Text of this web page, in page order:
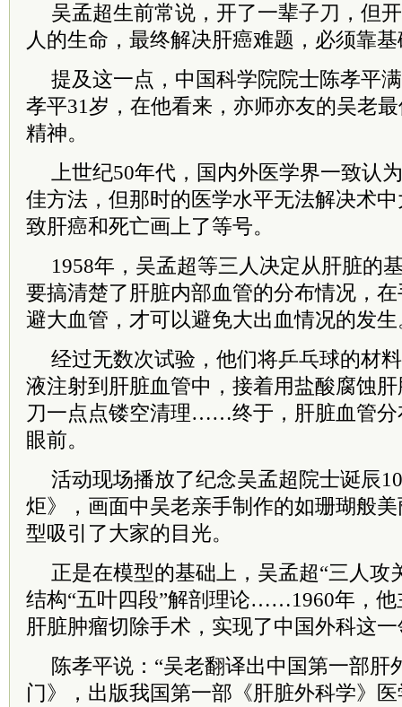
吴孟超生前常说，开了一辈子刀，但
人的生命，最终解决肝癌难题，必须靠
提及这一点，中国科学院院士陈孝平
孝平31岁，在他看来，亦师亦友的吴老
精神。
上世纪50年代，国内外医学界一致认
佳方法，但那时的医学水平无法解决术
致肝癌和死亡画上了等号。
1958年，吴孟超等三人决定从肝脏的
要搞清楚了肝脏内部血管的分布情况，
避大血管，才可以避免大出血情况的发生
经过无数次试验，他们将乒乓球的材
液注射到肝脏血管中，接着用盐酸腐蚀
刀一点点镂空清理……终于，肝脏血管分
眼前。
活动现场播放了纪念吴孟超院士诞辰
炬》，画面中吴老亲手制作的如珊瑚般
型吸引了大家的目光。
正是在模型的基础上，吴孟超“三人攻
结构“五叶四段”解剖理论……1960年，他
肝脏肿瘤切除手术，实现了中国外科这
陈孝平说：“吴老翻译出中国第一部肝
门》，出版我国第一部《肝脏外科学》